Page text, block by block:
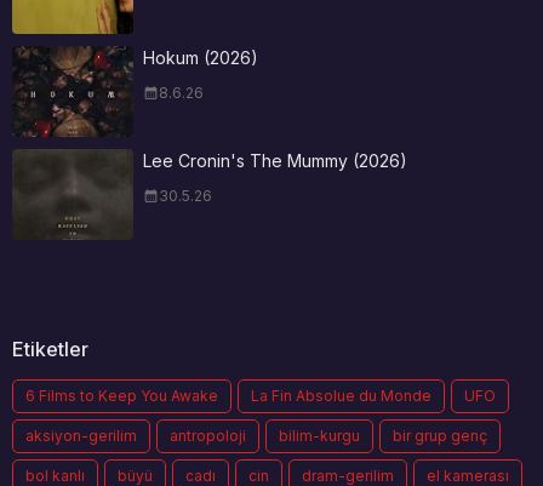
Hokum (2026)
8.6.26
Lee Cronin's The Mummy (2026)
30.5.26
Etiketler
6 Films to Keep You Awake La Fin Absolue du Monde UFO
aksiyon-gerilim antropoloji bilim-kurgu bir grup genç
bol kanlı büyü cadı cin dram-gerilim el kamerası